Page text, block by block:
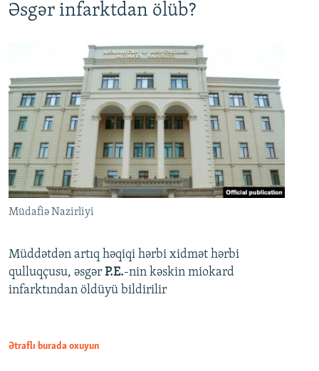
Əsgər infarktdan ölüb?
Müdafiə Nazirliyi
Müddətdən artıq həqiqi hərbi xidmət hərbi
qulluqçusu, əsgər P.E.-nin kəskin miokard
infarktından öldüyü bildirilir
Ətraflı burada oxuyun